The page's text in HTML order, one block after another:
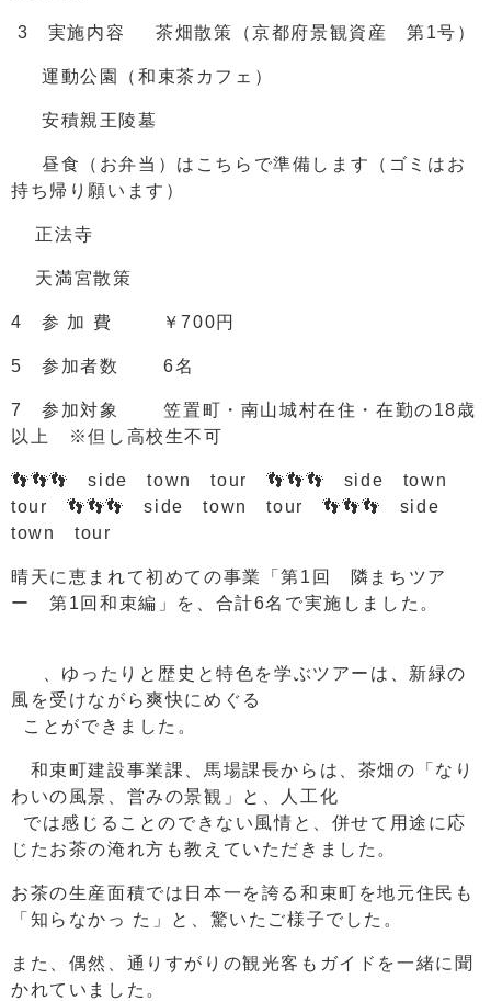
3 実施内容 茶畑散策（京都府景観資産 第1号）
運動公園（和束茶カフェ）
安積親王陵墓
昼食（お弁当）はこちらで準備します（ゴミはお
持ち帰り願います）
正法寺
天満宮散策
4 参 加 費 ￥700円
5 参加者数 6名
7 参加対象 笠置町・南山城村在住・在勤の18歳
以上 ※但し高校生不可
👣👣👣 side town tour 👣👣👣 side town
tour 👣👣👣 side town tour 👣👣👣 side
town tour
晴天に恵まれて初めての事業「第1回 隣まちツア
ー 第1回和束編」を、合計6名で実施しました。
、ゆったりと歴史と特色を学ぶツアーは、新緑の
風を受けながら爽快にめぐる
ことができました。
和束町建設事業課、馬場課長からは、茶畑の「なり
わいの風景、営みの景観」と、人工化
では感じることのできない風情と、併せて用途に応
じたお茶の淹れ方も教えていただきました。
お茶の生産面積では日本一を誇る和束町を地元住民も
「知らなかっ た」と、驚いたご様子でした。
また、偶然、通りすがりの観光客もガイドを一緒に聞
かれていました。